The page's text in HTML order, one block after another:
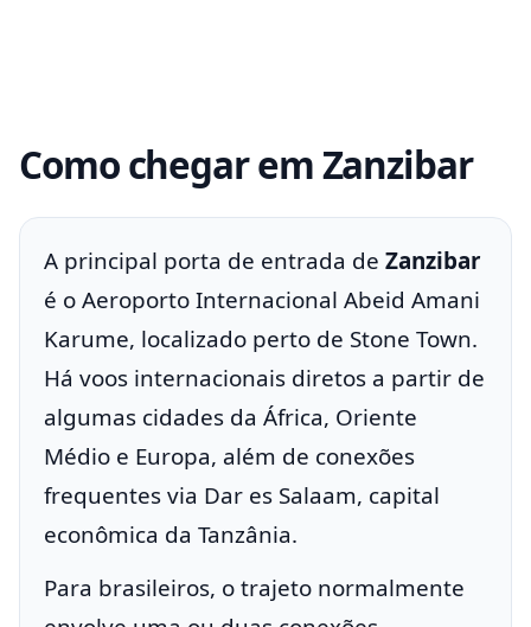
Como chegar em Zanzibar
A principal porta de entrada de Zanzibar
é o Aeroporto Internacional Abeid Amani
Karume, localizado perto de Stone Town.
Há voos internacionais diretos a partir de
algumas cidades da África, Oriente
Médio e Europa, além de conexões
frequentes via Dar es Salaam, capital
econômica da Tanzânia.
Para brasileiros, o trajeto normalmente